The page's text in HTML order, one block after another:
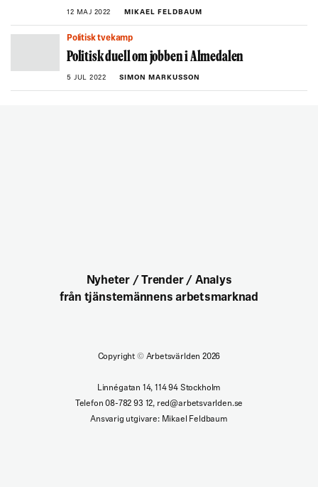
12 MAJ 2022 MIKAEL FELDBAUM
Politisk tvekamp
Politisk duell om jobben i Almedalen
5 JUL 2022 SIMON MARKUSSON
Nyheter / Trender / Analys
från tjänstemännens arbetsmarknad
Copyright ©Arbetsvärlden 2026
Linnégatan 14, 114 94 Stockholm
Telefon 08-782 93 12, red@arbetsvarlden.se
Ansvarig utgivare: Mikael Feldbaum